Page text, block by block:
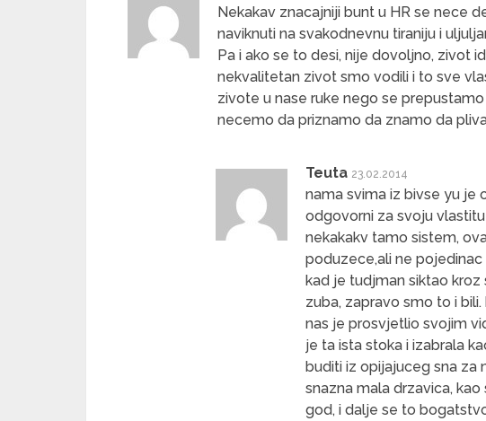
Nekakav znacajniji bunt u HR se nece
naviknuti na svakodnevnu tiraniju i
Pa i ako se to desi, nije dovoljno, zivot
nekvalitetan zivot smo vodili i to sve
zivote u nase ruke nego se
necemo da priznamo da znamo da
Teuta 23.02.2014
nama svima iz bivse yu je
odgovorni za svoju
nekakakv tamo sistem,
poduzece,ali ne
kad je tudjman siktao
zuba, zapravo smo to i
nas je prosvjetlio svojim
je ta ista stoka i izabrala
buditi iz opijajuceg sna za
snazna mala drzavica, kao
god, i dalje se to